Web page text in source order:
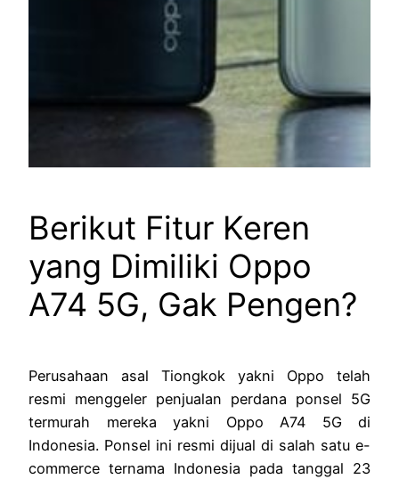
Berikut Fitur Keren
yang Dimiliki Oppo
A74 5G, Gak Pengen?
Perusahaan asal Tiongkok yakni Oppo telah
resmi menggeler penjualan perdana ponsel 5G
termurah mereka yakni Oppo A74 5G di
Indonesia. Ponsel ini resmi dijual di salah satu e-
commerce ternama Indonesia pada tanggal 23